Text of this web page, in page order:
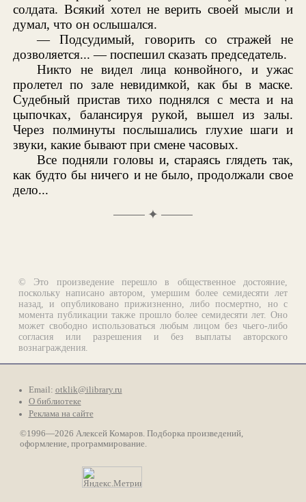
солдата. Всякий хотел не верить своей мысли и
думал, что он ослышался.
— Подсудимый, говорить со стражей не
дозволяется... — поспешил сказать председатель.
Никто не видел лица конвойного, и ужас
пролетел по зале невидимкой, как бы в маске.
Судебный пристав тихо поднялся с места и на
цыпочках, балансируя рукой, вышел из залы.
Через полминуты послышались глухие шаги и
звуки, какие бывают при смене часовых.
Все подняли головы и, стараясь глядеть так,
как будто бы ничего и не было, продолжали свое
дело...
✦
© Это произведение перешло в общественное достояние,
поскольку написано автором, умершим более семидесяти лет
назад, и опубликовано прижизненно, либо посмертно, но с
момента публикации также прошло более семидесяти лет. Оно
может свободно использоваться любым лицом без чьего-либо
согласия или разрешения и без выплаты авторского
вознаграждения.
Email: otklik@ilibrary.ru
О библиотеке
Реклама на сайте
©1996—2026 Алексей Комаров. Подборка произведений,
оформление, программирование.